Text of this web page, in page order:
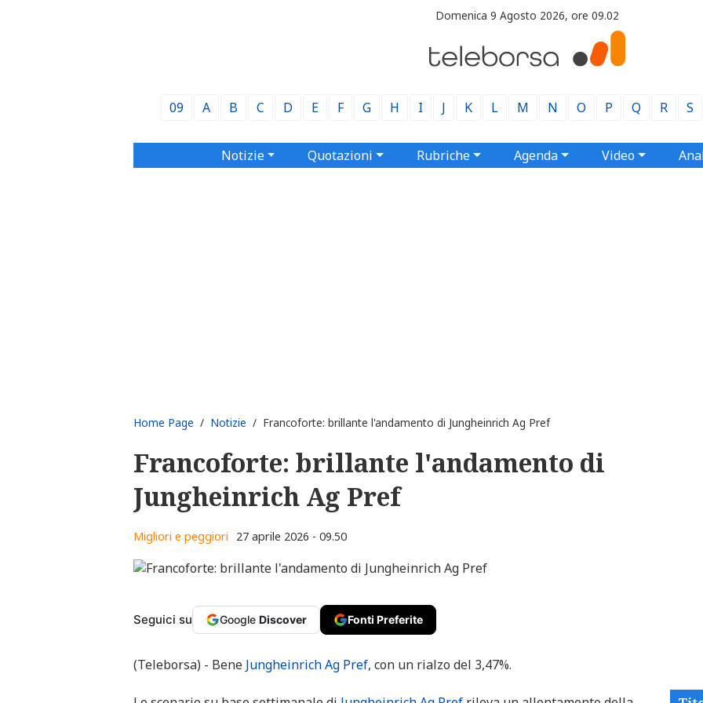
Domenica 9 Agosto 2026, ore 09.02
09 A B C D E F G H I J K L M N O P Q R S
Notizie Quotazioni Rubriche Agenda Video
Home Page / Notizie / Francoforte: brillante l'andamento di Jungheinrich Ag Pref
Francoforte: brillante l'andamento di
Jungheinrich Ag Pref
Migliori e peggiori 27 aprile 2026 - 09.50
Seguici su Google Discover Fonti Preferite
(Teleborsa) - Bene Jungheinrich Ag Pref, con un rialzo del 3,47%.